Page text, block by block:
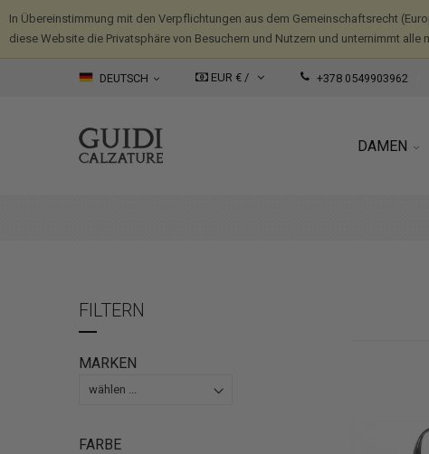
In Übereinstimmung mit den Verpflichtungen aus dem Gemeinschaftsrecht
diese Website die Privatsphäre von Besuchern und Nutzern und unternimmt
DEUTSCH EUR € / +378 0549903962
DAMEN
FILTERN
MARKEN
FARBE